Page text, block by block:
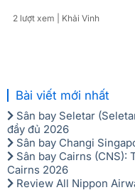
2 lượt xem | Khải Vinh
Bài viết mới nhất
Sân bay Seletar
đầy đủ 2026
Sân bay Changi
Sân bay Cairns (CNS):
Cairns 2026
Review All Nippon